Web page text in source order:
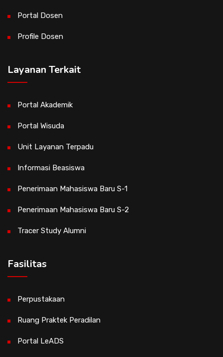
Portal Dosen
Profile Dosen
Layanan Terkait
Portal Akademik
Portal Wisuda
Unit Layanan Terpadu
Informasi Beasiswa
Penerimaan Mahasiswa Baru S-1
Penerimaan Mahasiswa Baru S-2
Tracer Study Alumni
Fasilitas
Perpustakaan
Ruang Praktek Peradilan
Portal LeADS